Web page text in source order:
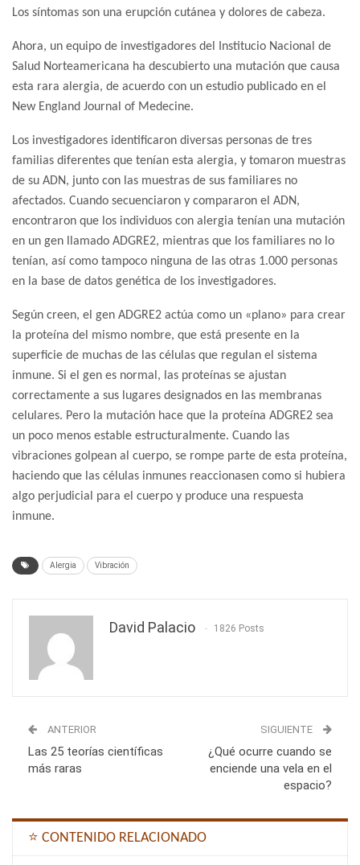
Los síntomas son una erupción cutánea y dolores de cabeza.
Ahora, un equipo de investigadores del Institucio Nacional de
Salud Norteamericana ha descubierto una mutación que causa
esta rara alergia, de acuerdo con un estudio publicado en el
New England Journal of Medecine.
Los investigadores identificaron diversas personas de tres
familias diferentes que tenían esta alergia, y tomaron muestras
de su ADN, junto con las muestras de sus familiares no
afectados. Cuando secuenciaron y compararon el ADN,
encontraron que los individuos con alergia tenían una mutación
en un gen llamado ADGRE2, mientras que los familiares no lo
tenían, así como tampoco ninguna de las otras 1.000 personas
en la base de datos genética de los investigadores.
Según creen, el gen ADGRE2 actúa como un «plano» para crear
la proteína del mismo nombre, que está presente en la
superficie de muchas de las células que regulan el sistema
inmune. Si el gen es normal, las proteínas se ajustan
correctamente a sus lugares designados en las membranas
celulares. Pero la mutación hace que la proteína ADGRE2 sea
un poco menos estable estructuralmente. Cuando las
vibraciones golpean al cuerpo, se rompe parte de esta proteína,
haciendo que las células inmunes reaccionasen como si hubiera
algo perjudicial para el cuerpo y produce una respuesta
inmune.
Alergia Vibración
David Palacio 1826 Posts
ANTERIOR
Las 25 teorías científicas
más raras
SIGUIENTE
¿Qué ocurre cuando se
enciende una vela en el
espacio?
⭐ CONTENIDO RELACIONADO